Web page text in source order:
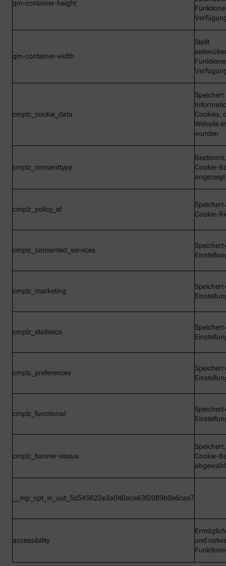
qm-container-height
qm-container-width
Stellt
cmplz_cookie_data
Speichert
Cookies,
Website
wurden
cmplz_consenttype
Cookie-
cmplz_policy_id
Speichert
Cookie-
cmplz_consented_services
Speichert
cmplz_marketing
Speichert
cmplz_statistics
Speichert
cmplz_preferences
Speichert
cmplz_functional
Speichert
cmplz_banner-status
Cookie-
__mp_opt_in_out_5d545622e3a040aca63f2089b0e6cae7
accessibility
und